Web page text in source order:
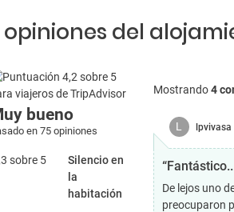
opiniones del
bueno
en 75 opiniones
Silencio en
la
habitación
Mostrando4
L lpvivasa
De lejos uno
preocuparon